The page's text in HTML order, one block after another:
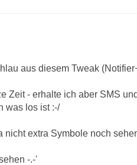
aus diesem Tweak
Zeit - erhalte ich aber SMS
was los ist :-/
nicht extra Symbole noch
-.-'